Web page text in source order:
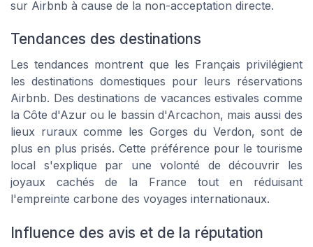
sur Airbnb à cause de la non-acceptation directe.
Tendances des destinations
Les tendances montrent que les Français privilégient
les destinations domestiques pour leurs réservations
Airbnb. Des destinations de vacances estivales comme
la Côte d'Azur ou le bassin d'Arcachon, mais aussi des
lieux ruraux comme les Gorges du Verdon, sont de
plus en plus prisés. Cette préférence pour le tourisme
local s'explique par une volonté de découvrir les
joyaux cachés de la France tout en réduisant
l'empreinte carbone des voyages internationaux.
Influence des avis et de la réputation